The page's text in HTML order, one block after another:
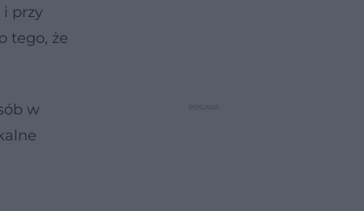
i przy
tego, że
w